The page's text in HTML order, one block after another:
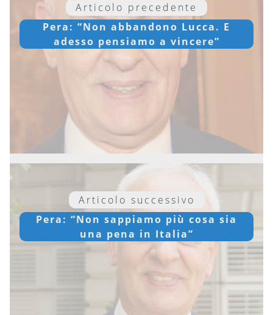
Articolo precedente
Pera: “Non abbandono Lucca. E
adesso pensiamo a vincere”
Articolo successivo
Pera: “Non sappiamo più cosa sia
una pena in Italia”